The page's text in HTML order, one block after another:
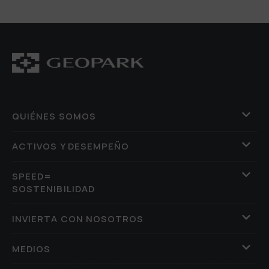
QUIÉNES SOMOS
ACTIVOS Y DESEMPEÑO
SPEED=
SOSTENIBILIDAD
INVIERTA CON NOSOTROS
MEDIOS